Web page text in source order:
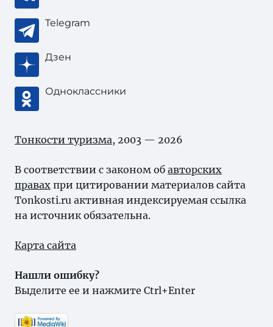
Telegram
Дзен
Одноклассники
Тонкости туризма, 2003 — 2026
В соответствии с законом об авторских
правах при цитировании материалов сайта
Tonkosti.ru активная индексируемая ссылка
на источник обязательна.
Карта сайта
Нашли ошибку?
Выделите ее и нажмите Ctrl+Enter